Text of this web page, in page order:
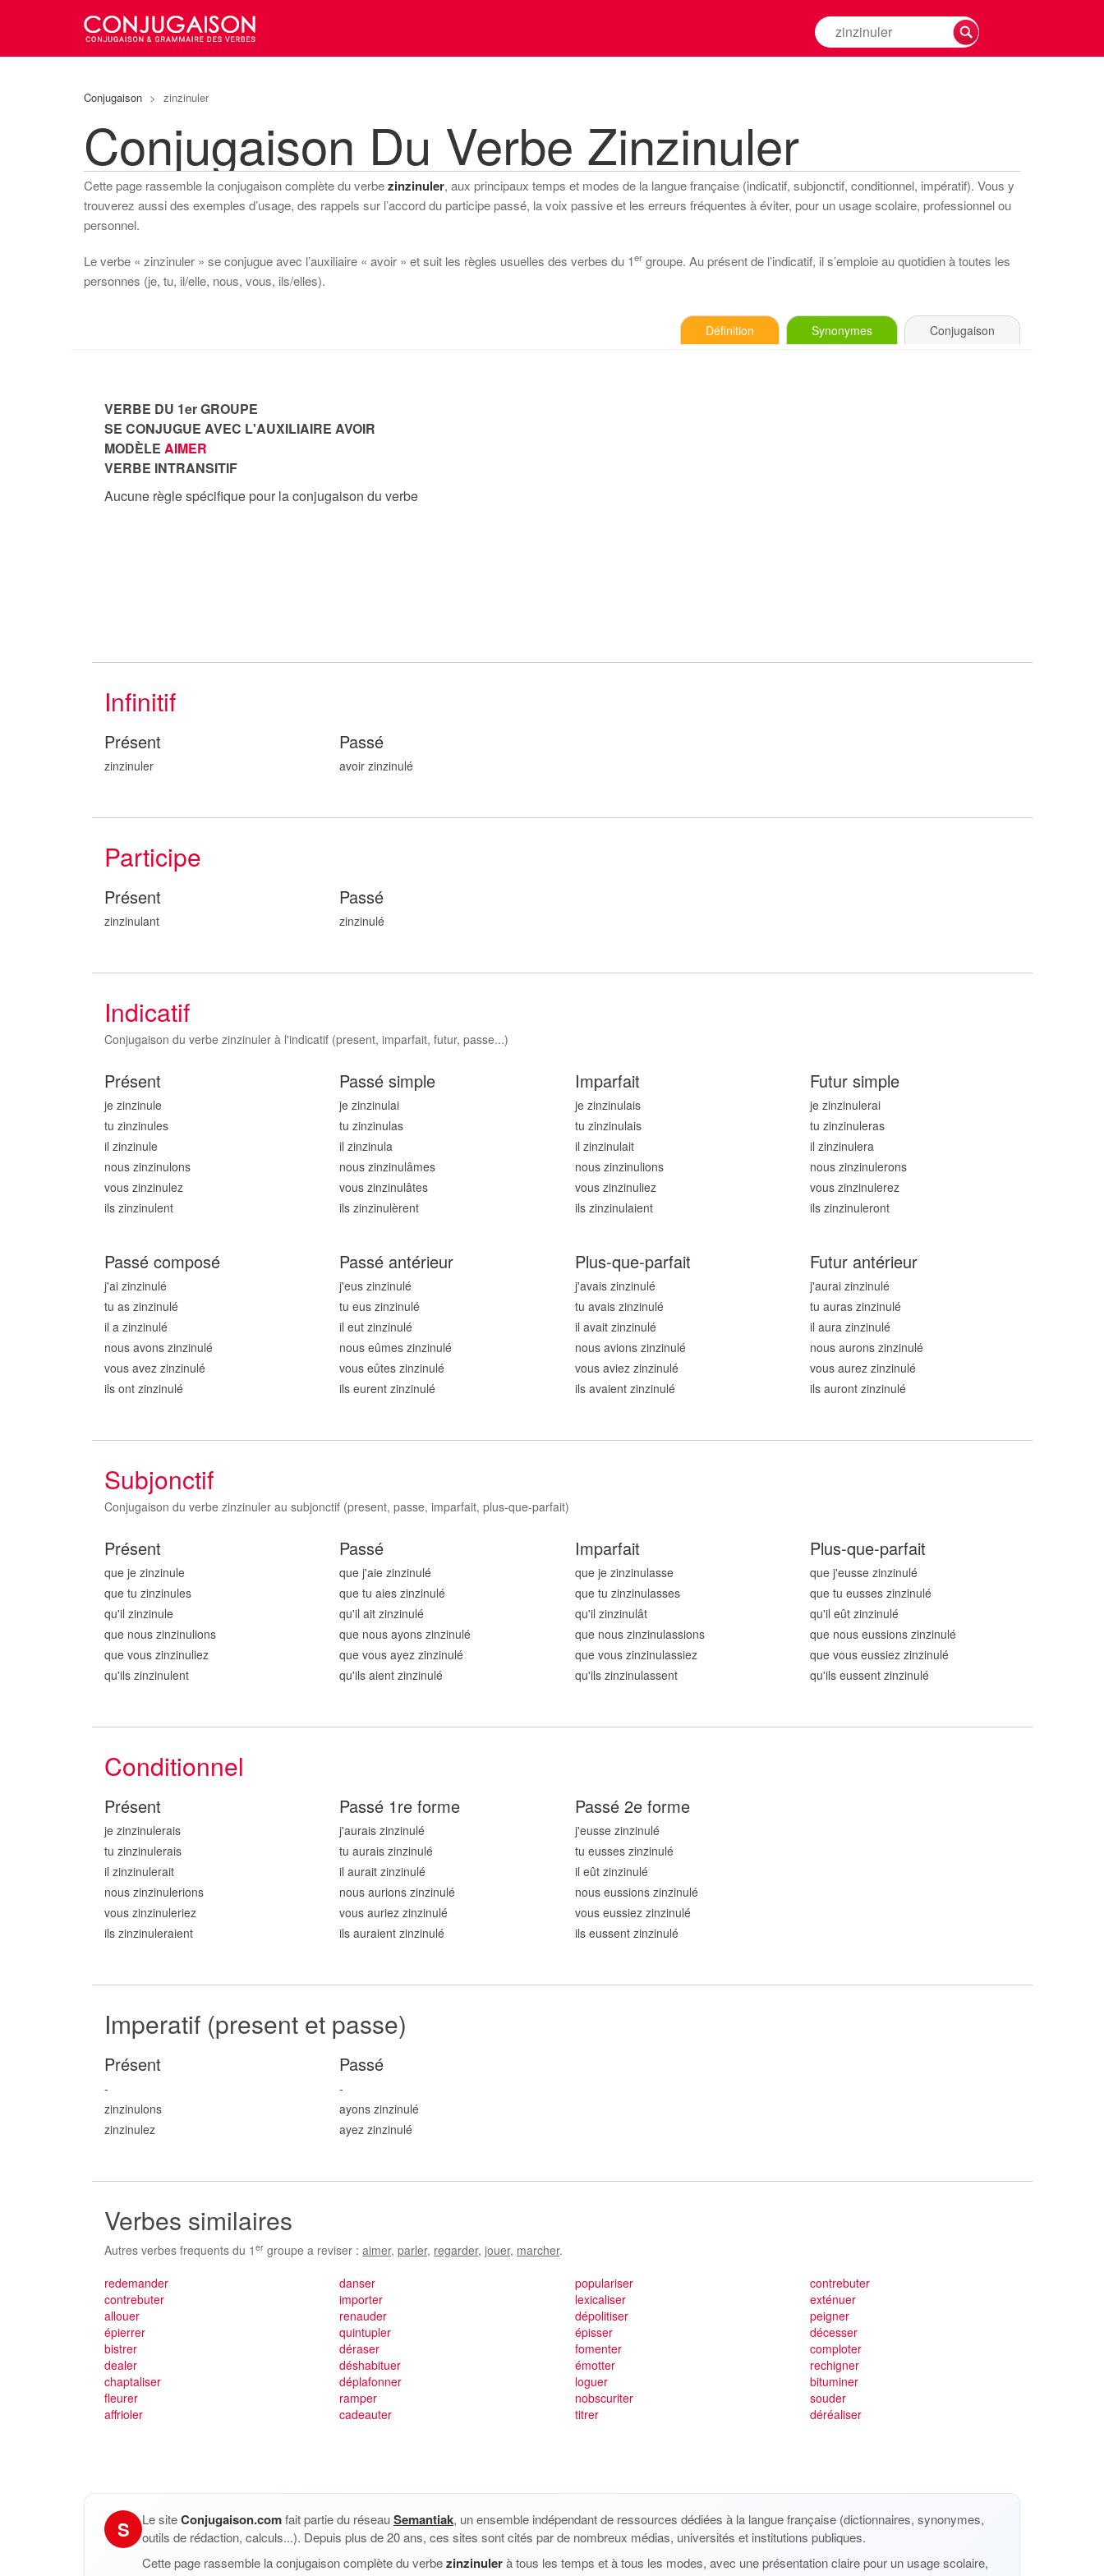
Rechercher
la
Conjugaison > zinzinuler
Conjugaison Du Verbe Zinzinuler
Cette page rassemble la conjugaison complète du verbezinzinuler, aux principaux temps et modes de la langue française (indicatif, subjonctif, conditionnel, impératif). Vous y
trouverez aussi des exemples d’usage, des rappels sur l’accord du participe passé, la voix passive et les erreurs fréquentes à éviter, pour un usage scolaire, professionnel ou
personnel.
Le verbe « zinzinuler » se conjugue avec l’auxiliaire « avoir » et suit les règles usuelles des verbes du 1er groupe. Au présent de l’indicatif, il s’emploie au quotidien à toutes les
personnes (je, tu, il/elle, nous, vous, ils/elles).
Définition Synonymes Conjugaison
VERBE DU 1er GROUPE
SE CONJUGUE AVEC L'AUXILIAIRE AVOIR
MODÈLE AIMER
VERBE INTRANSITIF
Aucune règle spécifique pour la conjugaison du verbe
Infinitif
Présent
zinzinuler
Passé
avoir zinzinulé
Participe
Présent
zinzinulant
Passé
zinzinulé
Indicatif
Conjugaison du verbe zinzinuler à l'indicatif (present, imparfait, futur, passe...)
Présent
je zinzinule
tu zinzinules
il zinzinule
nous zinzinulons
vous zinzinulez
ils zinzinulent
Passé simple
je zinzinulai
tu zinzinulas
il zinzinula
nous zinzinulâmes
vous zinzinulâtes
ils zinzinulèrent
Imparfait
je zinzinulais
tu zinzinulais
il zinzinulait
nous zinzinulions
vous zinzinuliez
ils zinzinulaient
Futur simple
je zinzinulerai
tu zinzinuleras
il zinzinulera
nous zinzinulerons
vous zinzinulerez
ils zinzinuleront
Passé composé
j'ai zinzinulé
tu as zinzinulé
il a zinzinulé
nous avons zinzinulé
vous avez zinzinulé
ils ont zinzinulé
Passé antérieur
j'eus zinzinulé
tu eus zinzinulé
il eut zinzinulé
nous eûmes zinzinulé
vous eûtes zinzinulé
ils eurent zinzinulé
Plus-que-parfait
j'avais zinzinulé
tu avais zinzinulé
il avait zinzinulé
nous avions zinzinulé
vous aviez zinzinulé
ils avaient zinzinulé
Futur antérieur
j'aurai zinzinulé
tu auras zinzinulé
il aura zinzinulé
nous aurons zinzinulé
vous aurez zinzinulé
ils auront zinzinulé
Subjonctif
Conjugaison du verbe zinzinuler au subjonctif (present, passe, imparfait, plus-que-parfait)
Présent
que je zinzinule
que tu zinzinules
qu'il zinzinule
que nous zinzinulions
que vous zinzinuliez
qu'ils zinzinulent
Passé
que j'aie zinzinulé
que tu aies zinzinulé
qu'il ait zinzinulé
que nous ayons zinzinulé
que vous ayez zinzinulé
qu'ils aient zinzinulé
Imparfait
que je zinzinulasse
que tu zinzinulasses
qu'il zinzinulât
que nous zinzinulassions
que vous zinzinulassiez
qu'ils zinzinulassent
Plus-que-parfait
que j'eusse zinzinulé
que tu eusses zinzinulé
qu'il eût zinzinulé
que nous eussions zinzinulé
que vous eussiez zinzinulé
qu'ils eussent zinzinulé
Conditionnel
Présent
je zinzinulerais
tu zinzinulerais
il zinzinulerait
nous zinzinulerions
vous zinzinuleriez
ils zinzinuleraient
Passé 1re forme
j'aurais zinzinulé
tu aurais zinzinulé
il aurait zinzinulé
nous aurions zinzinulé
vous auriez zinzinulé
ils auraient zinzinulé
Passé 2e forme
j'eusse zinzinulé
tu eusses zinzinulé
il eût zinzinulé
nous eussions zinzinulé
vous eussiez zinzinulé
ils eussent zinzinulé
Imperatif (present et passe)
Présent
-
zinzinulons
zinzinulez
Passé
-
ayons zinzinulé
ayez zinzinulé
Verbes similaires
Autres verbes frequents du 1 er groupe a reviser : aimer, parler, regarder, jouer, marcher.
redemander
contrebuter
allouer
épierrer
bistrer
dealer
chaptaliser
fleurer
affrioler
danser
importer
renauder
quintupler
déraser
déshabituer
déplafonner
ramper
cadeauter
populariser
lexicaliser
dépolitiser
épisser
fomenter
émotter
loguer
nobscuriter
titrer
contrebuter
exténuer
peigner
décesser
comploter
rechigner
bituminer
souder
déréaliser
S Le siteConjugaison.comfait partie du réseauSemantiak, un ensemble indépendant de ressources dédiées à la langue française (dictionnaires, synonymes,
outils de rédaction, calculs...). Depuis plus de 20 ans, ces sites sont cités par de nombreux médias, universités et institutions publiques.
Cette page rassemble la conjugaison complète du verbezinzinulerà tous les temps et à tous les modes, avec une présentation claire pour un usage scolaire,